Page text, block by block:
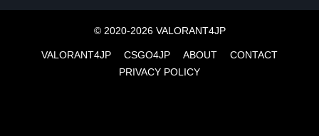
© 2020-2026 VALORANT4JP
VALORANT4JP CSGO4JP ABOUT
CONTACT
PRIVACY POLICY